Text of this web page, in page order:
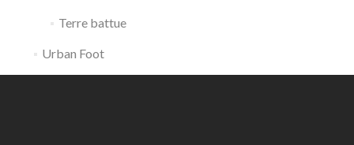
Terre battue
Urban Foot